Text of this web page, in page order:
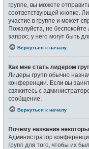
группе, вы можете
соответствующей кнопке.
участие в группе и может
Пожалуйста, не
запрос; у него могут быть
Вернуться к началу
Как мне стать лидером
Лидеры групп обычно
конференции. Если вы
свяжитесь с
сообщение.
Вернуться к началу
Почему названия
Администратор
групп для того, чтобы их